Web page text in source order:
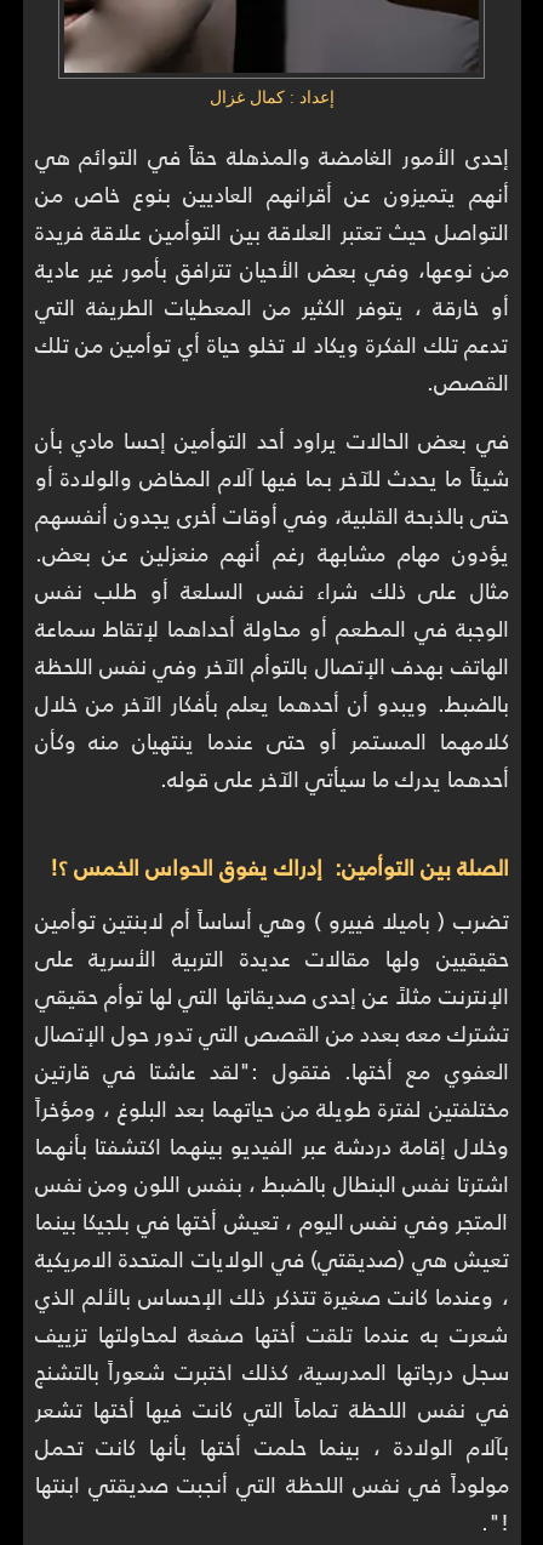
إعداد : كمال غزال
إحدى الأمور الغامضة والمذهلة حقاً في التوائم هي
أنهم يتميزون عن أقرانهم العاديين بنوع خاص من
التواصل حيث تعتبر العلاقة بين التوأمين علاقة فريدة
من نوعها، وفي بعض الأحيان تترافق بأمور غير عادية
أو خارقة ، يتوفر الكثير من المعطيات الطريفة التي
تدعم تلك الفكرة ويكاد لا تخلو حياة أي توأمين من تلك
القصص.
في بعض الحالات يراود أحد التوأمين إحسا مادي بأن
شيئاً ما يحدث للآخر بما فيها آلام المخاض والولادة أو
حتى بالذبحة القلبية، وفي أوقات أخرى يجدون أنفسهم
يؤدون مهام مشابهة رغم أنهم منعزلين عن بعض.
مثال على ذلك شراء نفس السلعة أو طلب نفس
الوجبة في المطعم أو محاولة أحداهما لإتقاط سماعة
الهاتف بهدف الإتصال بالتوأم الآخر وفي نفس اللحظة
بالضبط. ويبدو أن أحدهما يعلم بأفكار الآخر من خلال
كلامهما المستمر أو حتى عندما ينتهيان منه وكأن
أحدهما يدرك ما سيأتي الآخر على قوله.
الصلة بين التوأمين: إدراك يفوق الحواس الخمس ؟!
تضرب ( باميلا فييرو ) وهي أساساً أم لابنتين توأمين
حقيقيين ولها مقالات عديدة التربية الأسرية على
الإنترنت مثلاً عن إحدى صديقاتها التي لها توأم حقيقي
تشترك معه بعدد من القصص التي تدور حول الإتصال
العفوي مع أختها. فتقول :"لقد عاشتا في قارتين
مختلفتين لفترة طويلة من حياتهما بعد البلوغ ، ومؤخراً
وخلال إقامة دردشة عبر الفيديو بينهما اكتشفتا بأنهما
اشترتا نفس البنطال بالضبط ، بنفس اللون ومن نفس
المتجر وفي نفس اليوم ، تعيش أختها في بلجيكا بينما
تعيش هي (صديقتي) في الولايات المتحدة الامريكية
، وعندما كانت صغيرة تتذكر ذلك الإحساس بالألم الذي
شعرت به عندما تلقت أختها صفعة لمحاولتها تزييف
سجل درجاتها المدرسية، كذلك اختبرت شعوراً بالتشنج
في نفس اللحظة تماماً التي كانت فيها أختها تشعر
بآلام الولادة ، بينما حلمت أختها بأنها كانت تحمل
مولوداً في نفس اللحظة التي أنجبت صديقتي ابنتها
!".